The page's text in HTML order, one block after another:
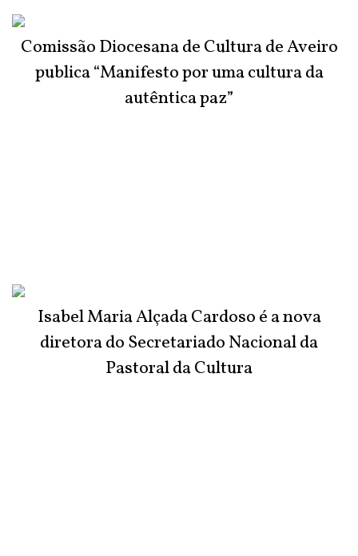
Comissão Diocesana de Cultura de Aveiro
publica “Manifesto por uma cultura da
autêntica paz”
Isabel Maria Alçada Cardoso é a nova
diretora do Secretariado Nacional da
Pastoral da Cultura